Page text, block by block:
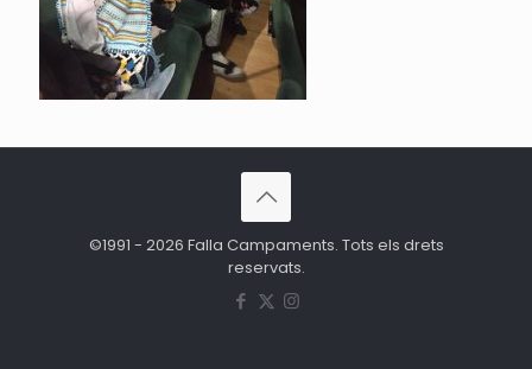
©1991 - 2026 Falla Campaments. Tots els drets
reservats.